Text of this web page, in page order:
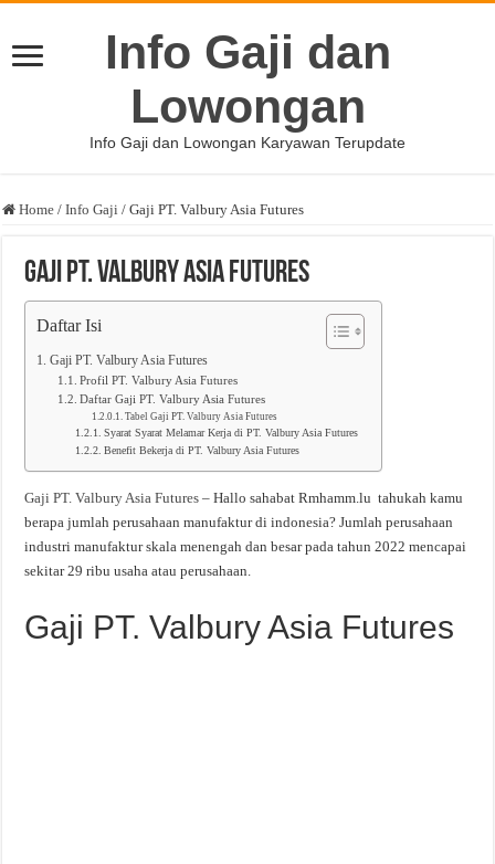
Info Gaji dan
Lowongan
Info Gaji dan Lowongan Karyawan Terupdate
Home / Info Gaji / Gaji PT. Valbury Asia Futures
Gaji PT. Valbury Asia Futures
Daftar Isi
Gaji PT. Valbury Asia Futures
Profil PT. Valbury Asia Futures
Daftar Gaji PT. Valbury Asia Futures
Tabel Gaji PT. Valbury Asia Futures
Syarat Syarat Melamar Kerja di PT. Valbury Asia Futures
Benefit Bekerja di PT. Valbury Asia Futures
Gaji PT. Valbury Asia Futures – Hallo sahabat Rmhamm.lu tahukah kamu
berapa jumlah perusahaan manufaktur di indonesia? Jumlah perusahaan
industri manufaktur skala menengah dan besar pada tahun 2022 mencapai
sekitar 29 ribu usaha atau perusahaan.
Gaji PT. Valbury Asia Futures